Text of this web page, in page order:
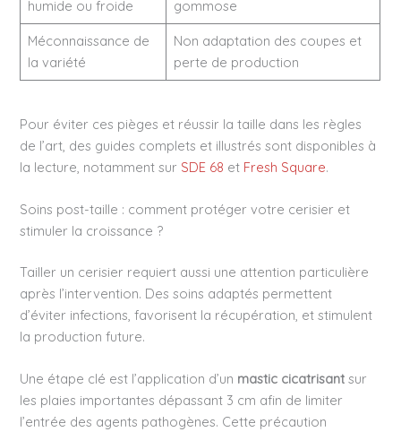
humide ou froide gommose
Méconnaissance de
la variété
Non adaptation des coupes et
perte de production
Pour éviter ces pièges et réussir la taille dans les règles
de l’art, des guides complets et illustrés sont disponibles à
la lecture, notamment sur SDE 68 et Fresh Square.
Soins post-taille : comment protéger votre cerisier et
stimuler la croissance ?
Tailler un cerisier requiert aussi une attention particulière
après l’intervention. Des soins adaptés permettent
d’éviter infections, favorisent la récupération, et stimulent
la production future.
Une étape clé est l’application d’un mastic cicatrisant sur
les plaies importantes dépassant 3 cm afin de limiter
l’entrée des agents pathogènes. Cette précaution